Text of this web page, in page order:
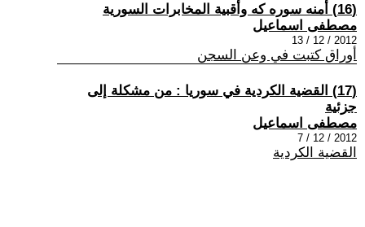
(16) أمنه سوره كه وأقبية المخابرات السورية
مصطفى اسماعيل
2012 / 12 / 13
أوراق كتبت في وعن السجن
(17) القضية الكردية في سوريا : من مشكلة إلى
جزئية
مصطفى اسماعيل
2012 / 12 / 7
القضية الكردية